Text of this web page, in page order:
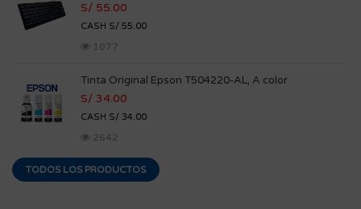
S/ 55.00
CASH S/ 55.00
1077
Tinta Original Epson T504220-AL, A color
S/ 34.00
CASH S/ 34.00
2642
TODOS LOS PRODUCTOS